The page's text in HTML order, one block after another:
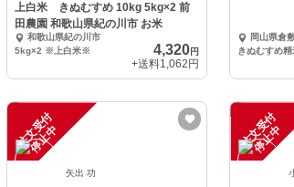
上白米 きぬむすめ 10kg 5kg×2 前
田農園 和歌山県紀の川市 お米
和歌山県紀の川市
5kg×2 ※上白米※
4,320円
+送料1,062円
岡山県倉
きぬむすめ
注
文
受
付
停
止
中
矢出 功
注
文
受
付
停
止
中